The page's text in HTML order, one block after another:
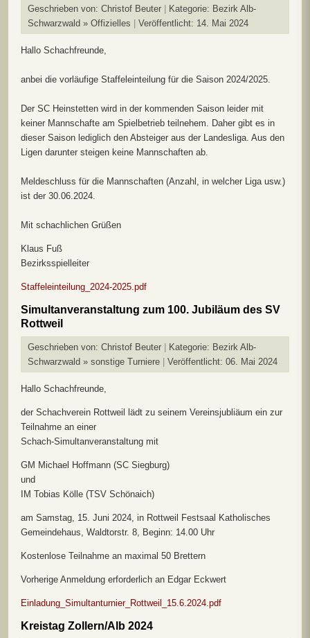
Geschrieben von: Christof Beuter Kategorie: Bezirk Alb-
Schwarzwald » Offizielles
Veröffentlicht: 14. Mai 2024
Hallo Schachfreunde,
anbei die vorläufige Staffeleinteilung für die Saison 2024/2025.
Der SC Heinstetten wird in der kommenden Saison leider mit
keiner Mannschafte am Spielbetrieb teilnehem. Daher gibt es in
dieser Saison lediglich den Absteiger aus der Landesliga. Aus den
Ligen darunter steigen keine Mannschaften ab.
Meldeschluss für die Mannschaften (Anzahl, in welcher Liga usw.)
ist der 30.06.2024.
Mit schachlichen Grüßen
Klaus Fuß
Bezirksspielleiter
Staffeleinteilung_2024-2025.pdf
Simultanveranstaltung zum 100. Jubiläum des SV
Rottweil
Geschrieben von: Christof Beuter Kategorie: Bezirk Alb-
Schwarzwald » sonstige Turniere
Veröffentlicht: 06. Mai 2024
Hallo Schachfreunde,
der Schachverein Rottweil lädt zu seinem Vereinsjubliäum ein zur
Teilnahme an einer
Schach-Simultanveranstaltung mit
GM Michael Hoffmann (SC Siegburg)
und
IM Tobias Kölle (TSV Schönaich)
am Samstag, 15. Juni 2024, in Rottweil Festsaal Katholisches
Gemeindehaus, Waldtorstr. 8, Beginn: 14.00 Uhr
Kostenlose Teilnahme an maximal 50 Brettern
Vorherige Anmeldung erforderlich an Edgar Eckwert
Einladung_Simultanturnier_Rottweil_15.6.2024.pdf
Kreistag Zollern/Alb 2024